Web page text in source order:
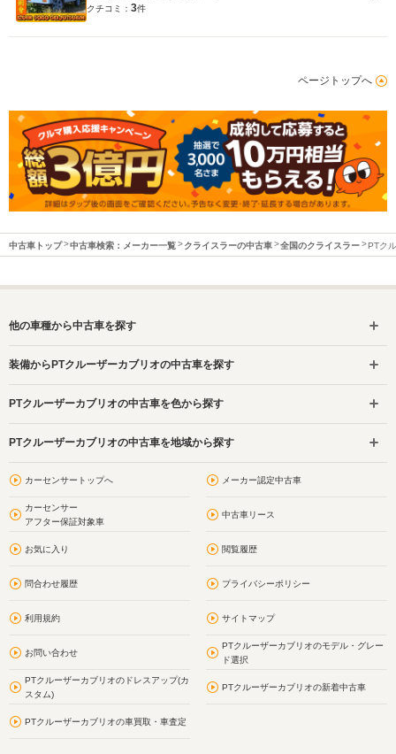
クチコミ： 3件
ページトップへ
中古車トップ 中古車検索：メーカー一覧 クライスラーの中古車 全国のクライスラー PTク
他の車種から中古車を探す
装備からPTクルーザーカブリオの中古車を探す
PTクルーザーカブリオの中古車を色から探す
PTクルーザーカブリオの中古車を地域から探す
カーセンサートップへ メーカー認定中古車
カーセンサー
アフター保証対象車
中古車リース
お気に入り 閲覧履歴
問合わせ履歴 プライバシーポリシー
利用規約 サイトマップ
お問い合わせ
PTクルーザーカブリオのモデル・グレー
ド選択
PTクルーザーカブリオのドレスアップ(カ
スタム)
PTクルーザーカブリオの新着中古車
PTクルーザーカブリオの車買取・車査定